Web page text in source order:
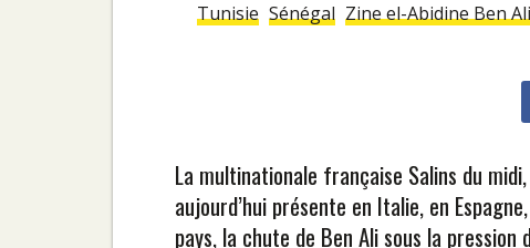
Tunisie Sénégal Zine el-Abidine Ben Ali
La multinationale française Salins du
aujourd’hui présente en Italie, en
pays, la chute de Ben Ali sous la